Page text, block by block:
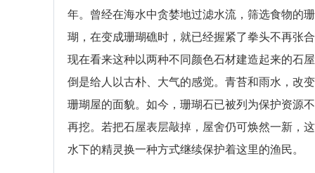
年。曾经在海水中贪婪地过滤水流，筛选食物的珊
瑚，在变成珊瑚礁时，就已经握紧了拳头不再张
现在看来这种以两种不同颜色石材建造起来的石
倒是给人以古朴、大气的感觉。青苔和雨水，改
珊瑚屋的面貌。如今，珊瑚石已被列为保护资源
再挖。若把石屋表层敲掉，屋舍仍可焕然一新，
水下的精灵换一种方式继续保护着这里的渔民。